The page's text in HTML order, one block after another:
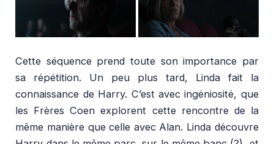
Cette séquence prend toute son importance par
sa répétition. Un peu plus tard, Linda fait la
connaissance de Harry. C’est avec ingéniosité, que
les Frères Coen explorent cette rencontre de la
même manière que celle avec Alan. Linda découvre